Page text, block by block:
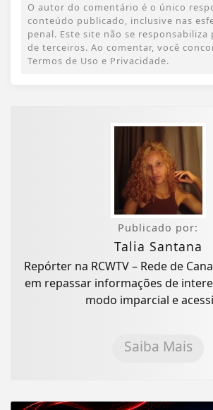
O autor do comentário é o único
conteúdo publicado, inclusive nas
penal. Este site não se responsabiliza
de terceiros. Ao comentar, você
Termos de Uso e Privacidade.
Publicado por:
Talia Santana
Repórter na RCWTV – Rede de
em repassar informações de
modo imparcial e
Saiba Mais